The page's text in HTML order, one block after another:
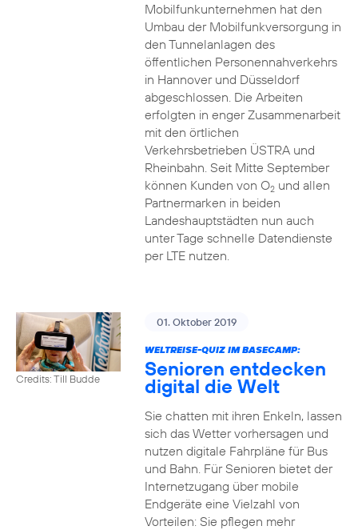
Mobilfunkunternehmen hat den
Umbau der Mobilfunkversorgung in
den Tunnelanlagen des
öffentlichen Personennahverkehrs
in Hannover und Düsseldorf
abgeschlossen. Die Arbeiten
erfolgten in enger Zusammenarbeit
mit den örtlichen
Verkehrsbetrieben ÜSTRA und
Rheinbahn. Seit Mitte September
können Kunden von O2und allen
Partnermarken in beiden
Landeshauptstädten nun auch
unter Tage schnelle Datendienste
per LTE nutzen.
Credits: Till Budde
01. Oktober 2019
WELTREISE-QUIZ IM BASECAMP:
Senioren entdecken
digital die Welt
Sie chatten mit ihren Enkeln, lassen
sich das Wetter vorhersagen und
nutzen digitale Fahrpläne für Bus
und Bahn. Für Senioren bietet der
Internetzugang über mobile
Endgeräte eine Vielzahl von
Vorteilen: Sie pflegen mehr